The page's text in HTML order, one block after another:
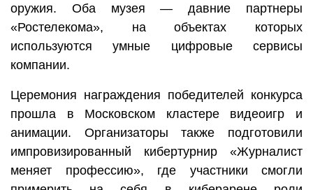
оружия. Оба музея — давние партнеры
«Ростелекома», на объектах которых
используются умные цифровые сервисы
компании.
Церемония награждения победителей конкурса
прошла в Московском кластере видеоигр и
анимации. Организаторы также подготовили
импровизированный кибертурнир «Журналист
меняет профессию», где участники смогли